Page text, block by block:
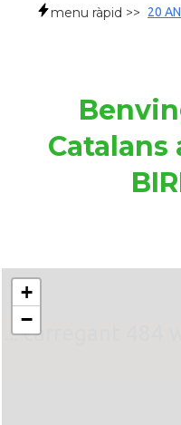
menu ràpid >> 20
Catalans
... carregant 484
+
−